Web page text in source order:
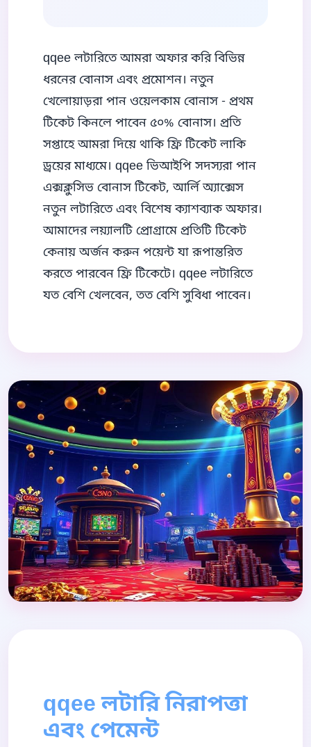
qqee লটারিতে আমরা অফার করি বিভিন্ন
ধরনের বোনাস এবং প্রমোশন। নতুন
খেলোয়াড়রা পান ওয়েলকাম বোনাস - প্রথম
টিকেট কিনলে পাবেন ৫০% বোনাস। প্রতি
সপ্তাহে আমরা দিয়ে থাকি ফ্রি টিকেট লাকি
ড্রয়ের মাধ্যমে। qqee ভিআইপি সদস্যরা পান
এক্সক্লুসিভ বোনাস টিকেট, আর্লি অ্যাক্সেস
নতুন লটারিতে এবং বিশেষ ক্যাশব্যাক অফার।
আমাদের লয়্যালটি প্রোগ্রামে প্রতিটি টিকেট
কেনায় অর্জন করুন পয়েন্ট যা রূপান্তরিত
করতে পারবেন ফ্রি টিকেটে। qqee লটারিতে
যত বেশি খেলবেন, তত বেশি সুবিধা পাবেন।
qqee লটারি নিরাপত্তা
এবং পেমেন্ট